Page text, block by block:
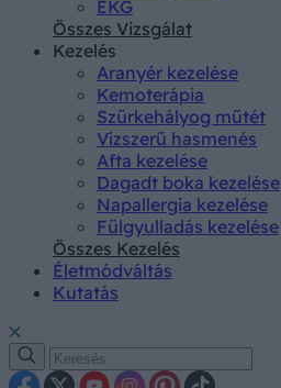
EKG
Összes Vizsgálat
Kezelés
Aranyér kezelése
Kemoterápia
Szürkehályog műtét
Vízszerű hasmenés
Afta kezelése
Dagadt boka kezelése
Napallergia kezelése
Fülgyulladás kezelése
Összes Kezelés
Életmódváltás
Kutatás